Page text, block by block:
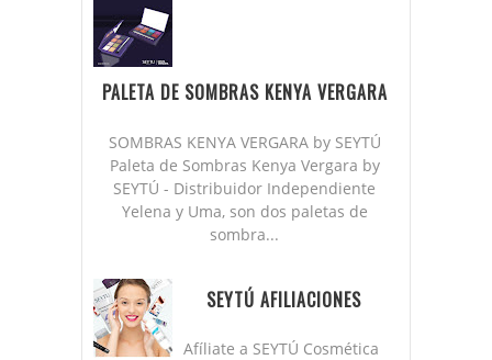
PALETA DE SOMBRAS KENYA VERGARA
SOMBRAS KENYA VERGARA by SEYTÚ
Paleta de Sombras Kenya Vergara by
SEYTÚ - Distribuidor Independiente
Yelena y Uma, son dos paletas de
sombra...
SEYTÚ AFILIACIONES
Afíliate a SEYTÚ Cosmética